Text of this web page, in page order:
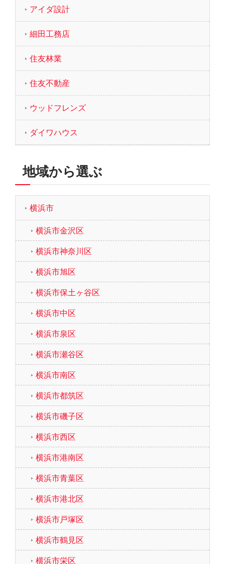
アイダ設計
細田工務店
住友林業
住友不動産
ウッドフレンズ
ダイワハウス
地域から選ぶ
横浜市
横浜市金沢区
横浜市神奈川区
横浜市旭区
横浜市保土ヶ谷区
横浜市中区
横浜市泉区
横浜市瀬谷区
横浜市南区
横浜市都筑区
横浜市磯子区
横浜市西区
横浜市港南区
横浜市青葉区
横浜市港北区
横浜市戸塚区
横浜市鶴見区
横浜市栄区